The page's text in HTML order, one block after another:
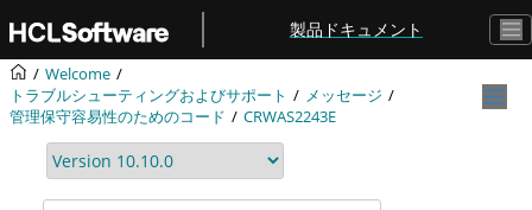
メインコンテンツにジャンプ
製品ドキュメント
Welcome
トラブルシューティングおよびサポート
メッセージ
管理保守容易性のためのコード
CRWAS2243E